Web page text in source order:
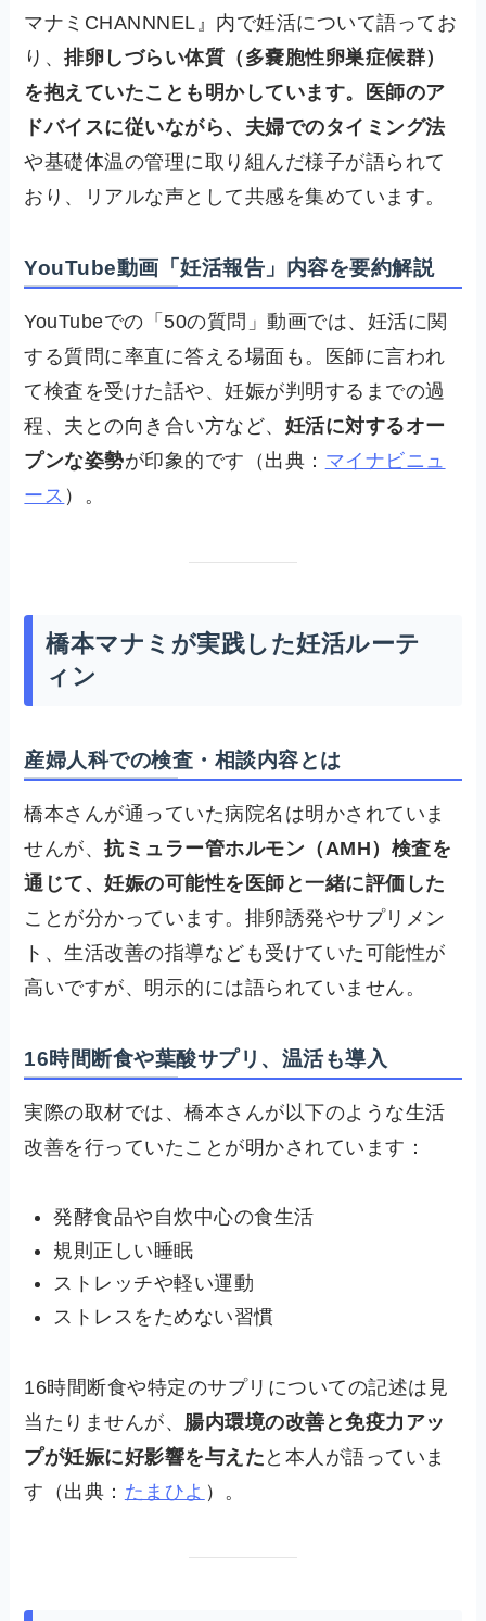
マナミCHANNNEL』内で妊活について語ってお
り、排卵しづらい体質（多嚢胞性卵巣症候群）
を抱えていたことも明かしています。医師のア
ドバイスに従いながら、夫婦でのタイミング法
や基礎体温の管理に取り組んだ様子が語られて
おり、リアルな声として共感を集めています。
YouTube動画「妊活報告」内容を要約解説
YouTubeでの「50の質問」動画では、妊活に関
する質問に率直に答える場面も。医師に言われ
て検査を受けた話や、妊娠が判明するまでの過
程、夫との向き合い方など、 妊活に対するオー
プンな姿勢が印象的です（出典： マイナビニュ
ース ）。
橋本マナミが実践した妊活ルーテ
ィン
産婦人科での検査・相談内容とは
橋本さんが通っていた病院名は明かされていま
せんが、抗ミュラー管ホルモン（AMH）検査を
通じて、妊娠の可能性を医師と一緒に評価した
ことが分かっています。排卵誘発やサプリメン
ト、生活改善の指導なども受けていた可能性が
高いですが、明示的には語られていません。
16時間断食や葉酸サプリ、温活も導入
実際の取材では、橋本さんが以下のような生活
改善を行っていたことが明かされています：
発酵食品や自炊中心の食生活
規則正しい睡眠
ストレッチや軽い運動
ストレスをためない習慣
16時間断食や特定のサプリについての記述は見
当たりませんが、 腸内環境の改善と免疫力アッ
プが妊娠に好影響を与えた と本人が語っていま
す（出典： たまひよ ）。